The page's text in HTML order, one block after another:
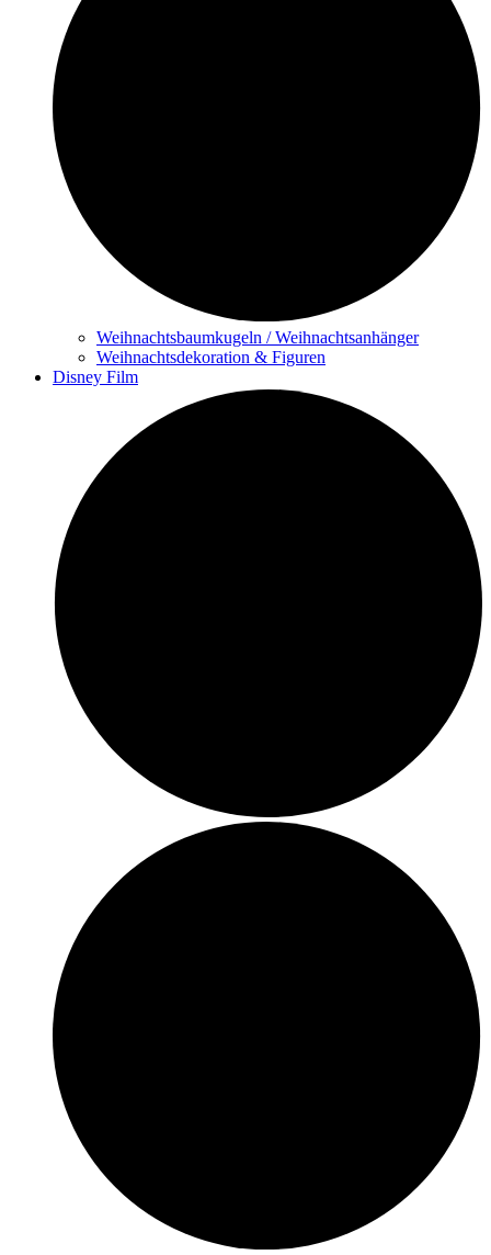
Weihnachtsbaumkugeln / Weihnachtsanhänger
Weihnachtsdekoration & Figuren
Disney Film